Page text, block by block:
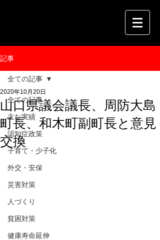
記事
全ての記事
主な実績
認知症政策
子育て・少子化
外交・安保
災害対策
人づくり
貧困対策
健康寿命延伸
全ての記事
山口県議会議長、周防大島
町長、和木町副町長と意見
交換
2020年10月20日